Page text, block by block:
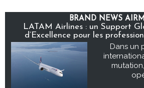
BRAND NEWS
LATAM Airlines : un Support
d’Excellence pour les
Dans un